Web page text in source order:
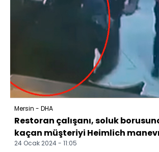
Mersin - DHA
Restoran çalışanı, soluk
kaçan müşteriyi Heimlich
24 Ocak 2024 - 11:05